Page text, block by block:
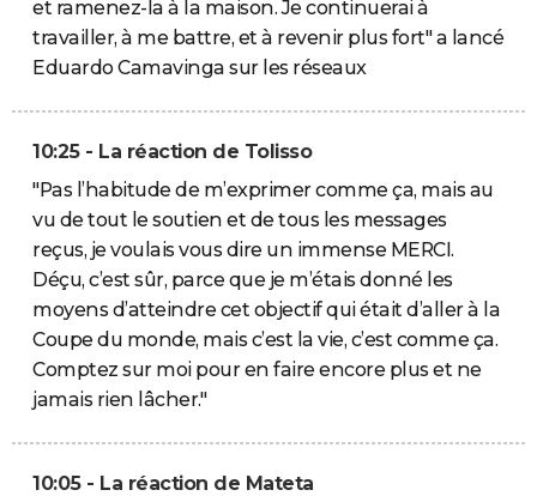
et ramenez-la à la maison. Je continuerai à
travailler, à me battre, et à revenir plus fort" a lancé
Eduardo Camavinga sur les réseaux
10:25 - La réaction de Tolisso
"Pas l’habitude de m’exprimer comme ça, mais au
vu de tout le soutien et de tous les messages
reçus, je voulais vous dire un immense MERCI.
Déçu, c’est sûr, parce que je m’étais donné les
moyens d’atteindre cet objectif qui était d’aller à la
Coupe du monde, mais c’est la vie, c’est comme ça.
Comptez sur moi pour en faire encore plus et ne
jamais rien lâcher."
10:05 - La réaction de Mateta